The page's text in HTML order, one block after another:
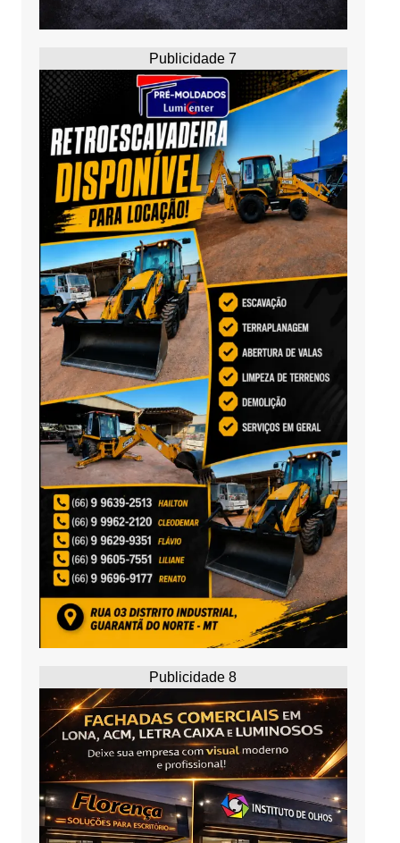
Publicidade 7
Publicidade 8